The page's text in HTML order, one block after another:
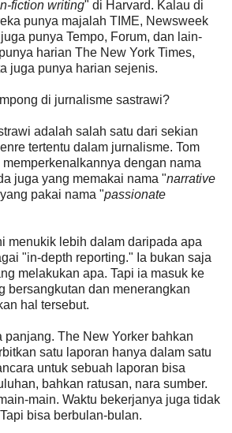
fiction writing" di Harvard. Kalau di
punya majalah TIME, Newsweek
punya Tempo, Forum, dan lain-
harian The New York Times,
juga punya harian sejenis.
di jurnalisme sastrawi?
adalah salah satu dari sekian
tertentu dalam jurnalisme. Tom
dengan nama
juga yang memakai nama "narrative
pakai nama "passionate
menukik lebih dalam daripada apa
"in-depth reporting." Ia bukan saja
melakukan apa. Tapi ia masuk ke
bersangkutan dan menerangkan
hal tersebut.
The New Yorker bahkan
satu laporan hanya dalam satu
untuk sebuah laporan bisa
bahkan ratusan, nara sumber.
main. Waktu bekerjanya juga tidak
bisa berbulan-bulan.